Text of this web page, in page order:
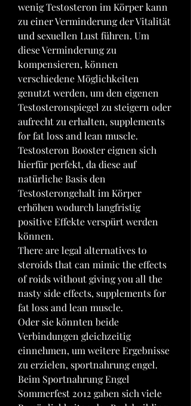
wenig Testosteron im Körper kann
zu einer Verminderung der Vitalität
und sexuellen Lust führen. Um
diese Verminderung zu
kompensieren, können
verschiedene Möglichkeiten
genutzt werden, um den eigenen
Testosteronspiegel zu steigern oder
aufrecht zu erhalten, supplements
for fat loss and lean muscle.
Testosteron Booster eignen sich
hierfür perfekt, da diese auf
natürliche Basis den
Testosterongehalt im Körper
erhöhen wodurch langfristig
positive Effekte verspürt werden
können.
There are legal alternatives to
steroids that can mimic the effects
of roids without giving you all the
nasty side effects, supplements for
fat loss and lean muscle.
Oder sie könnten beide
Verbindungen gleichzeitig
einnehmen, um weitere Ergebnisse
zu erzielen, sportnahrung engel.
Beim Sportnahrung Engel
Sommerfest 2012 gaben sich viele